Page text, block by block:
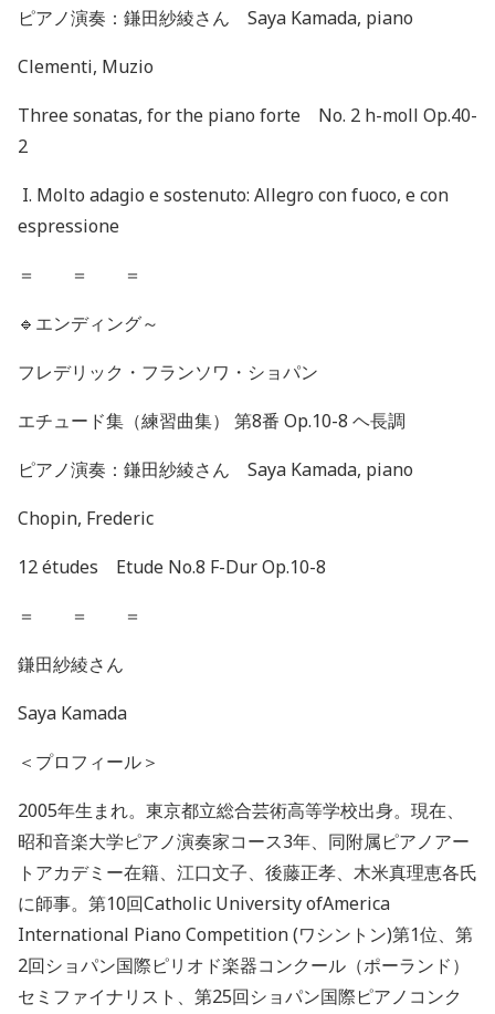
ピアノ演奏：鎌田紗綾さん Saya Kamada, piano
Clementi, Muzio
Three sonatas, for the piano forte No. 2 h-moll Op.40-
2
I. Molto adagio e sostenuto: Allegro con fuoco, e con
espressione
＝ ＝ ＝
🔹 エンディング～
フレデリック・フランソワ・ショパン
エチュード集（練習曲集） 第8番 Op.10-8 ヘ長調
ピアノ演奏：鎌田紗綾さん Saya Kamada, piano
Chopin, Frederic
12 études Etude No.8 F-Dur Op.10-8
＝ ＝ ＝
鎌田紗綾さん
Saya Kamada
＜プロフィール＞
2005年生まれ。東京都立総合芸術高等学校出身。現在、
昭和音楽大学ピアノ演奏家コース3年、同附属ピアノアー
トアカデミー在籍、江口文子、後藤正孝、木米真理恵各氏
に師事。第10回Catholic University ofAmerica
International Piano Competition (ワシントン)第1位、第
2回ショパン国際ピリオド楽器コンクール（ポーランド）
セミファイナリスト、第25回ショパン国際ピアノコンク